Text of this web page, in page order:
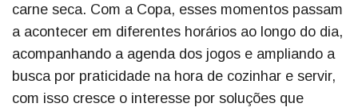
carne seca. Com a Copa, esses momentos passam
a acontecer em diferentes horários ao longo do dia,
acompanhando a agenda dos jogos e ampliando a
busca por praticidade na hora de cozinhar e servir,
com isso cresce o interesse por soluções que